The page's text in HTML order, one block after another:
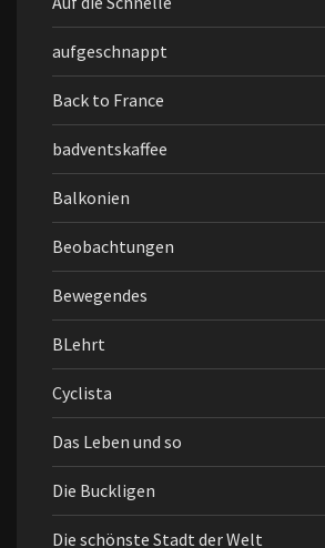
aufgeschnappt
Back to France
badventskaffee
Balkonien
Beobachtungen
Bewegendes
BLehrt
Cyclista
Das Leben und so
Die Buckligen
Die schönste Stadt der Welt